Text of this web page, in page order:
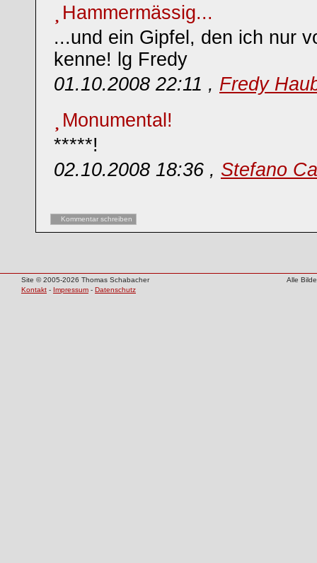
Hammermässig...
...und ein Gipfel, den ich nur
kenne! lg Fredy
01.10.2008 22:11 , Fredy
Monumental!
*****!
02.10.2008 18:36 , Stefano
Kommentar schreiben
Site © 2005-2026 Thomas Schabacher
Alle
Kontakt - Impressum - Datenschutz